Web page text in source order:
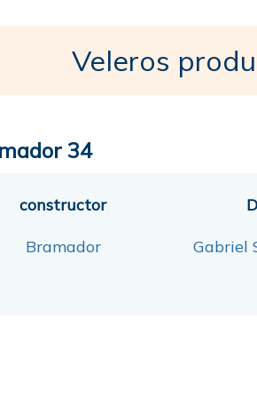
Veleros
34
constructor
Bramador Gabriel